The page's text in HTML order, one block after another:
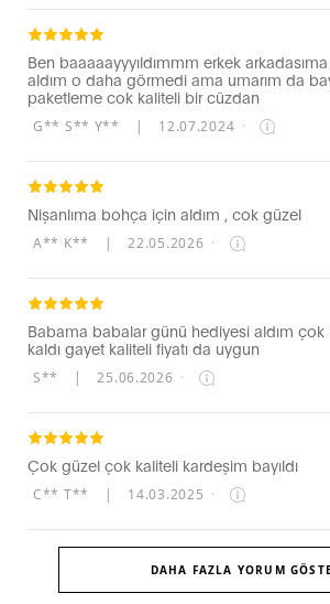
Ben baaaaayyyıldımmm erkek
aldım o daha görmedi ama umarım da
paketleme cok kaliteli bir cüzdan
G** S** Y** | 12.07.2024 ·
Nişanlıma bohça için aldım , cok güzel
A** K** | 22.05.2026 ·
Babama babalar günü hediyesi aldım
kaldı gayet kaliteli fiyatı da uygun
S** | 25.06.2026 ·
Çok güzel çok kaliteli kardeşim bayıldı
C** T** | 14.03.2025 ·
DAHA FAZLA YORUM